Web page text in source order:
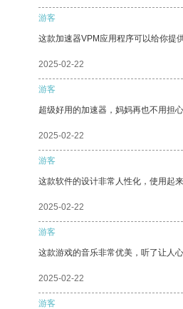
游客
这款加速器VPM应用程序可以给你提
2025-02-22
游客
超级好用的加速器，妈妈再也不用担
2025-02-22
游客
这款软件的设计非常人性化，使用起来
2025-02-22
游客
这款游戏的音乐非常优美，听了让人心
2025-02-22
游客